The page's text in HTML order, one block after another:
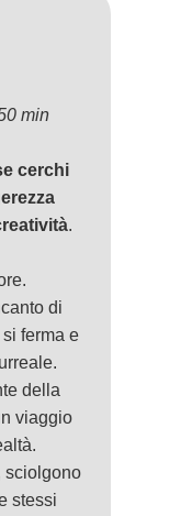
min
cerchi
.
di
ferma e
della
viaggio
sciolgono
stessi